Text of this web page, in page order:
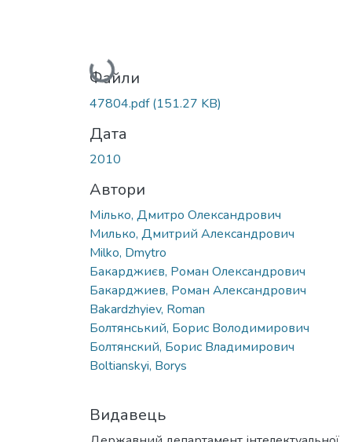
Вантажиться...
Файли
47804.pdf(151.27 KB)
Дата
2010
Автори
Мілько, Дмитро Олександрович
Милько, Дмитрий Александрович
Milko, Dmytro
Бакарджиєв, Роман Олександрович
Бакарджиев, Роман Александрович
Bakardzhyiev, Roman
Болтянський, Борис Володимирович
Болтянский, Борис Владимирович
Boltianskyi, Borys
Видавець